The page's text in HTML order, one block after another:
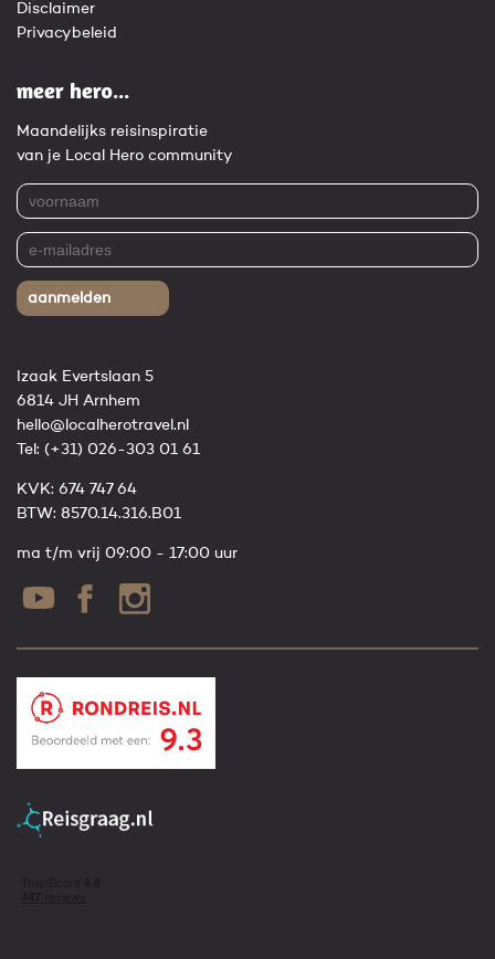
Disclaimer
Privacybeleid
meer hero...
Maandelijks reisinspiratie
van je Local Hero community
aanmelden
Izaak Evertslaan 5
6814 JH Arnhem
hello@localherotravel.nl
Tel: (+31) 026-303 01 61
KVK: 674 747 64
BTW: 8570.14.316.B01
ma t/m vrij 09:00 - 17:00 uur